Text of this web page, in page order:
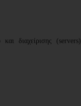
διαχείρισης (servers),